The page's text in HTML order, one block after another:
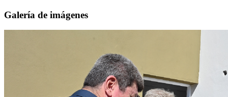
Galería de imágenes